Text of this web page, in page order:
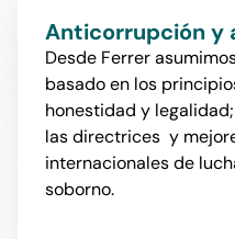
Anticorrupción y
Desde Ferrer
basado en los
honestidad y
las directrices y
internacionales de
soborno.